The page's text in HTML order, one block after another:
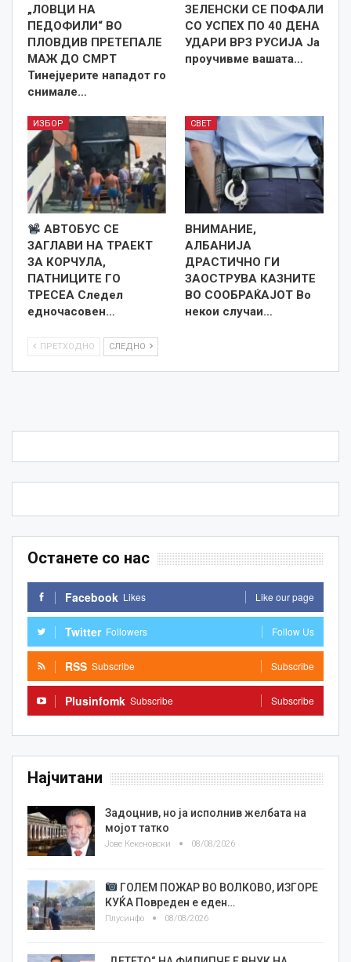
„ЛОВЦИ НА
ПЕДОФИЛИ“ ВО
ПЛОВДИВ ПРЕТЕПАЛЕ
МАЖ ДО СМРТ
Тинејџерите нападот го
снимале…
ЗЕЛЕНСКИ СЕ ПОФАЛИ
СО УСПЕХ ПО 40 ДЕНА
УДАРИ ВРЗ РУСИЈА Ја
проучивме вашата…
ИЗБОР
АВТОБУС СЕ
ЗАГЛАВИ НА ТРАЕКТ
ЗА КОРЧУЛА,
ПАТНИЦИТЕ ГО
ТРЕСЕА Следел
едночасовен…
СВЕТ
ВНИМАНИЕ,
АЛБАНИЈА
ДРАСТИЧНО ГИ
ЗАОСТРУВА КАЗНИТЕ
ВО СООБРАЌАЈОТ Во
некои случаи…
ПРЕТХОДНО СЛЕДНО
Останете со нас
Facebook Likes Like our page
Twitter Followers Follow Us
RSS Subscribe Subscribe
Plusinfomk Subscribe Subscribe
Најчитани
Задоцнив, но ја исполнив желбата на
мојот татко
Јове Кекеновски 08/08/2026
ГОЛЕМ ПОЖАР ВО ВОЛКОВО, ИЗГОРЕ
КУЌА Повреден е еден…
Плусинфо 08/08/2026